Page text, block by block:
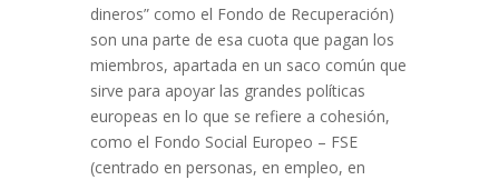
dineros” como el Fondo de Recuperación)
son una parte de esa cuota que pagan los
miembros, apartada en un saco común que
sirve para apoyar las grandes políticas
europeas en lo que se refiere a cohesión,
como el Fondo Social Europeo – FSE
(centrado en personas, en empleo, en